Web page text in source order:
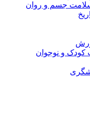
جسم و روان
و نوجوان